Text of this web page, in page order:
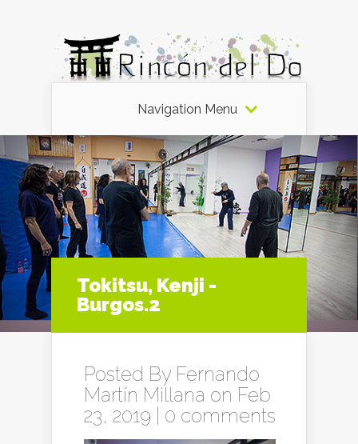
Navigation Menu
Tokitsu, Kenji -
Burgos.2
Posted By Fernando
Martín Millana on Feb
23, 2019 | 0 comments